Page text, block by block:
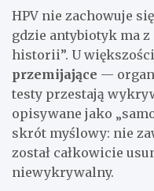
HPV nie zachowuje
gdzie antybiotyk ma
historii”. U
przemijające —
testy przestają
opisywane jako
skrót myślowy: nie
został całkowicie
niewykrywalny.